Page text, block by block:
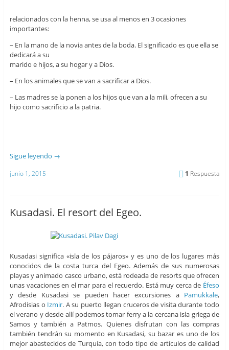
relacionados con la henna, se usa al menos en 3 ocasiones
importantes:
– En la mano de la novia antes de la boda. El significado es que ella se
dedicará a su
marido e hijos, a su hogar y a Dios.
– En los animales que se van a sacrificar a Dios.
– Las madres se la ponen a los hijos que van a la mili, ofrecen a su
hijo como sacrificio a la patria.
Sigue leyendo →
junio 1, 2015 1 Respuesta
Kusadasi. El resort del Egeo.
Kusadasi significa «isla de los pájaros» y es uno de los lugares más
conocidos de la costa turca del Egeo. Además de sus numerosas
playas y animado casco urbano, está rodeada de resorts que ofrecen
unas vacaciones en el mar para el recuerdo. Está muy cerca de Éfeso
y desde Kusadasi se pueden hacer excursiones a Pamukkale,
Afrodisias o Izmir. A su puerto llegan cruceros de visita durante todo
el verano y desde allí podemos tomar ferry a la cercana isla griega de
Samos y también a Patmos. Quienes disfrutan con las compras
también tendrán su momento en Kusadasi, su bazar es uno de los
mejor abastecidos de Turquía, con todo tipo de artículos de calidad